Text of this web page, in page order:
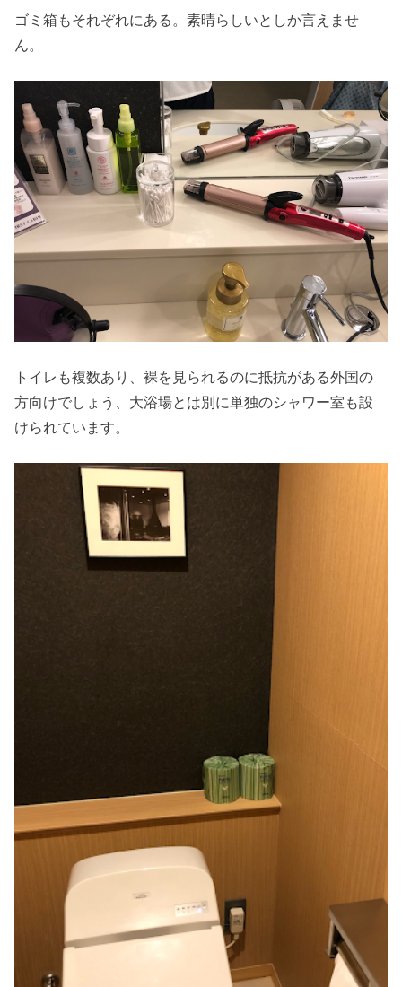
ゴミ箱もそれぞれにある。素晴らしいとしか言えませ
ん。
トイレも複数あり、裸を見られるのに抵抗がある外国の
方向けでしょう、大浴場とは別に単独のシャワー室も設
けられています。